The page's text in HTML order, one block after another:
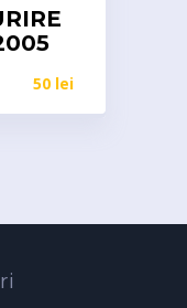
50 lei